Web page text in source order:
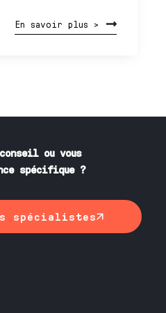
En savoir plus >
ou vous
spécifique ?
spécialistes